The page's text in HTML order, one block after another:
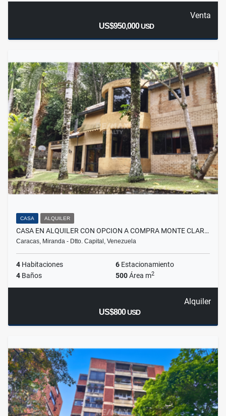
Venta
US$950,000USD
CASA ALQUILER
CASA EN ALQUILER CON OPCION A COMPRA MONTE CLAR…
Caracas, Miranda - Dtto. Capital, Venezuela
4 Habitaciones 6 Estacionamiento
4 Baños 500Área m2
Alquiler
US$800USD